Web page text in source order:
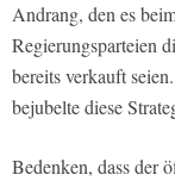
Andrang, den es
Regierungsparteien
bereits verkauft
bejubelte diese
Bedenken, dass der